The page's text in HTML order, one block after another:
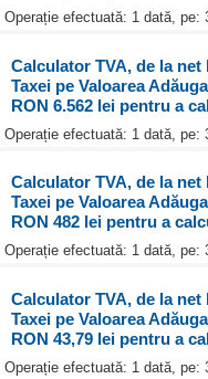
Operație efectuată: 1 dată, pe:
Calculator TVA, de la net
Taxei pe Valoarea
RON 6.562 lei pentru a
Operație efectuată: 1 dată, pe:
Calculator TVA, de la net
Taxei pe Valoarea
RON 482 lei pentru a
Operație efectuată: 1 dată, pe:
Calculator TVA, de la net
Taxei pe Valoarea
RON 43,79 lei pentru a
Operație efectuată: 1 dată, pe: